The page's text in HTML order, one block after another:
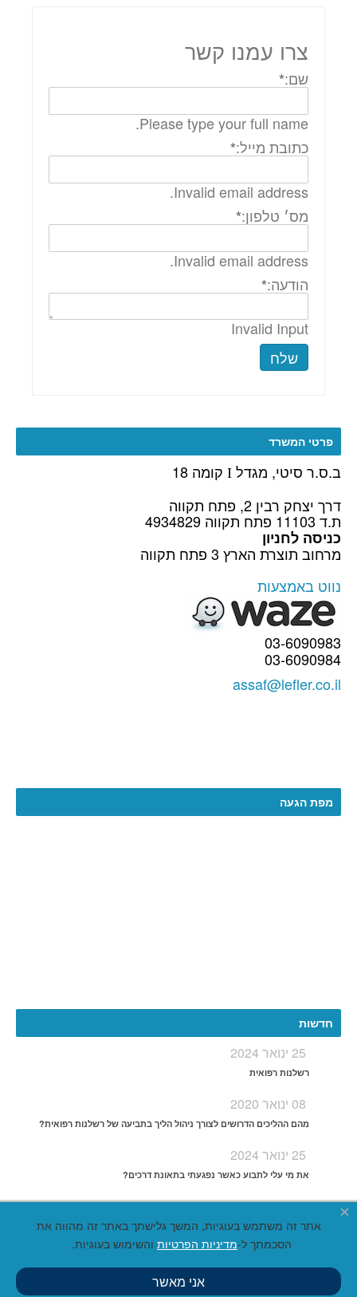
צרו עמנו קשר
שם:*
Please type your full name.
כתובת מייל:*
Invalid email address.
מס׳ טלפון:*
Invalid email address.
הודעה:*
Invalid Input
שלח
פרטי המשרד
ב.ס.ר סיטי, מגדל I קומה 18
דרך יצחק רבין 2, פתח תקווה
ת.ד 11103 פתח תקווה 4934829
כניסה לחניון
מרחוב תוצרת הארץ 3 פתח תקווה
נווט באמצעות
03-6090983
03-6090984
assaf@lefler.co.il
מפת הגעה
חדשות
25 ינואר 2024
רשלנות רפואית
08 ינואר 2020
מהם ההליכים הדרושים לצורך ניהול הליך בתביעה של רשלנות רפואית?
25 ינואר 2024
את מי עלי לתבוע כאשר נפגעתי בתאונת דרכים?
×
אתר זה משתמש בעוגיות, המשך גלישתך באתר זה מהווה את
הסכמתך ל-מדיניות הפרטיות והשימוש בעוגיות.
אני מאשר